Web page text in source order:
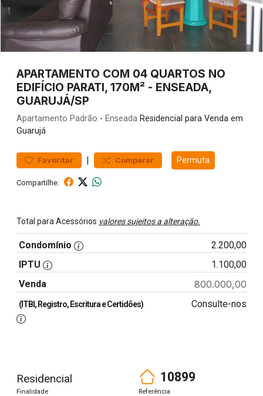
APARTAMENTO COM 04 QUARTOS NO
EDIFÍCIO PARATI, 170M² - ENSEADA,
GUARUJÁ/SP
Apartamento Padrão - Enseada Residencial para Venda em
Guarujá
Favoritar | Comparar Permuta
Compartilhe:
Total para Acessórios valores sujeitos a alteração.
Condomínio
2.200,00
IPTU
1.100,00
Venda
800.000,00
(ITBI, Registro, Escritura e Certidões) Consulte-nos
Residencial
Finalidade
10899
Referência